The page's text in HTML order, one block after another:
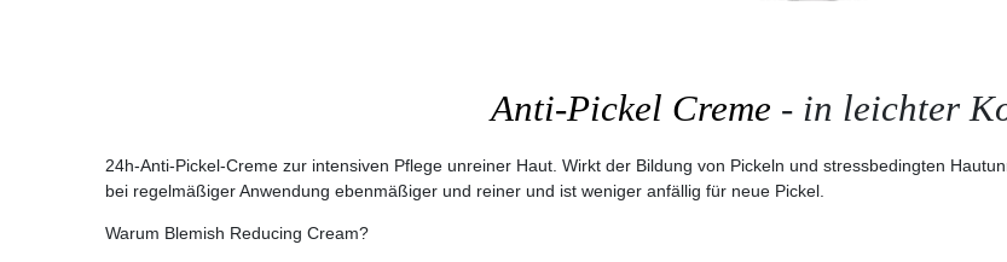
Anti-Pickel Creme - in leichter
24h-Anti-Pickel-Creme zur intensiven Pflege unreiner Haut. Wirkt der Bildung von Pickeln und stressbedingten
bei regelmäßiger Anwendung ebenmäßiger und reiner und ist weniger anfällig für neue Pickel.
Warum Blemish Reducing Cream?